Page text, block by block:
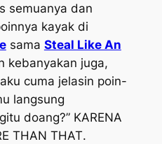
semuanya dan
kayak di
sama Steal Like An
kebanyakan juga,
cuma jelasin poin-
langsung
doang?” KARENA
THAN THAT.